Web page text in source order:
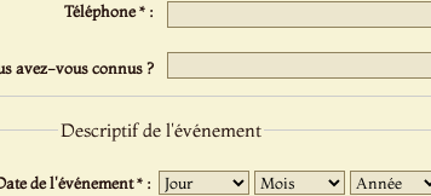
Téléphone * :
avez-vous connus ?
Descriptif de l'événement
de l'événement * :